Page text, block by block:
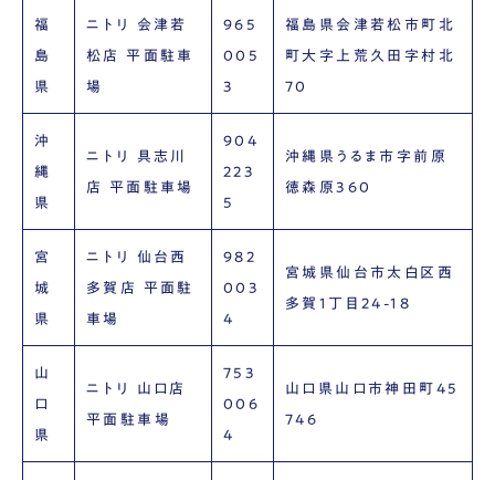
福
島
県
ニトリ 会津若
松店 平面駐車
場
965
005
3
福島県会津若松市町北
町大字上荒久田字村北
70
沖
縄
県
ニトリ 具志川
店 平面駐車場
904
223
5
沖縄県うるま市字前原
徳森原360
宮
城
県
ニトリ 仙台西
多賀店 平面駐
車場
982
003
4
宮城県仙台市太白区西
多賀1丁目24-18
山
口
県
ニトリ 山口店
平面駐車場
753
006
4
山口県山口市神田町45
746